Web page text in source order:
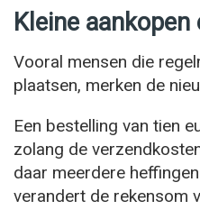
Kleine
Vooral mensen die
plaatsen, merken de
Een bestelling van tien
zolang de
daar meerdere
verandert de rekensom